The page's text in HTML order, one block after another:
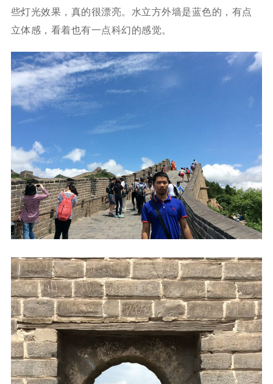
些灯光效果，真的很漂亮。水立方外墙是蓝色的，有点
立体感，看着也有一点科幻的感觉。